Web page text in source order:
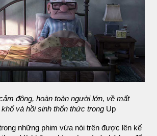
động, hoàn toàn người lớn, về mất
và hồi sinh thổn thức trongUp
những phim vừa nói trên được lên kế